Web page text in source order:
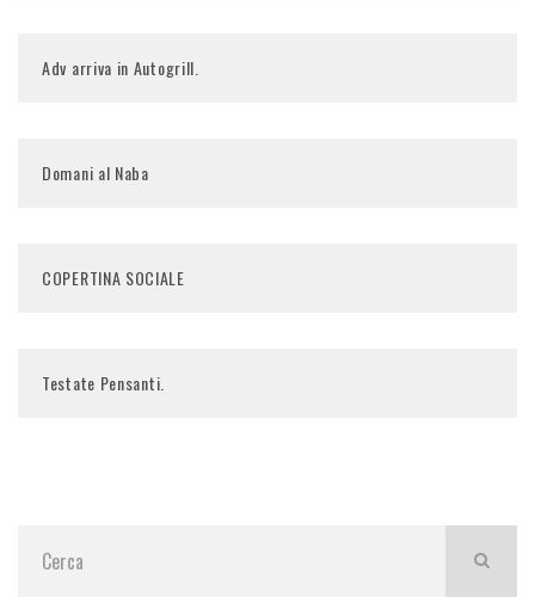
Adv arriva in Autogrill.
Domani al Naba
COPERTINA SOCIALE
Testate Pensanti.